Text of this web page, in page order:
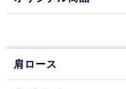
肩ロース